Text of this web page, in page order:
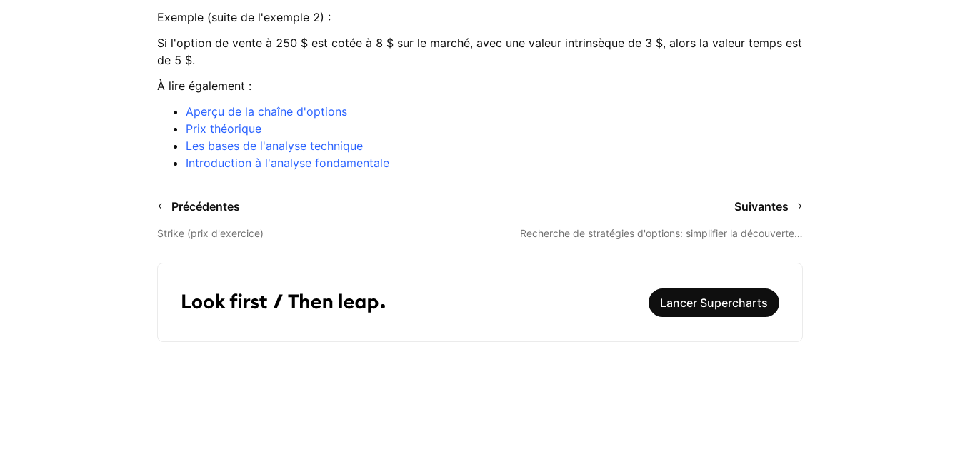
Exemple (suite de l'exemple 2) :
Si l'option de vente à 250 $ est cotée à 8 $ sur le marché, avec une valeur intrinsèque de 3 $, alors la valeur temps est
de 5 $.
À lire également :
Aperçu de la chaîne d'options
Prix théorique
Les bases de l'analyse technique
Introduction à l'analyse fondamentale
Précédentes
Strike (prix d'exercice)
Suivantes
Recherche de stratégies d'options: simplifier la découverte…
Lancer Supercharts